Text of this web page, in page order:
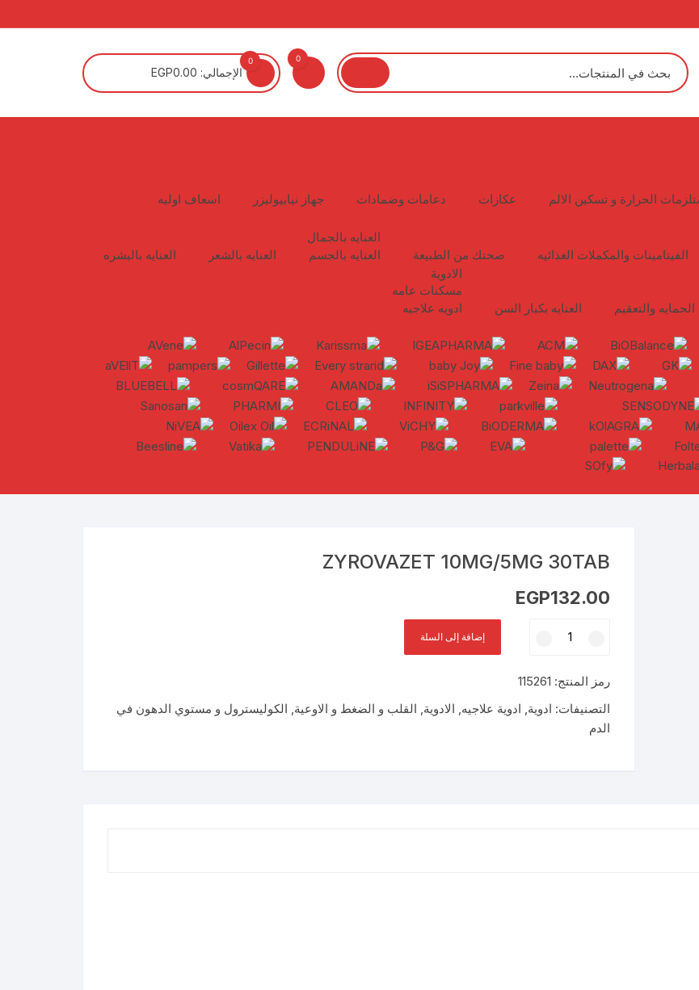
0
0
الإجمالي: EGP0.00
الحرارة و تسكين الالم عكازات دعامات وضمادات جهاز نيابيوليزر
اسعاف اوليه
الفيتامينات والمكملات الغذائيه صحتك من الطبيعة
العنايه بالجمال
العنايه بالجسم
العنايه بالشعر العنايه بالبشره
الحمايه والتعقيم العنايه بكبار السن
الادوية
مسكنات عامه
ادويه علاجيه
ZYROVAZET 10MG/5MG 30TAB
EGP132.00
ZYROVAZET
30TAB
إضافة إلى السلة
رمز المنتج: 115261
التصنيفات: ادوية ادوية علاجيه الادوية القلب و الضغط و الاوعية الكوليسترول و مستوي الدهون في
الدم